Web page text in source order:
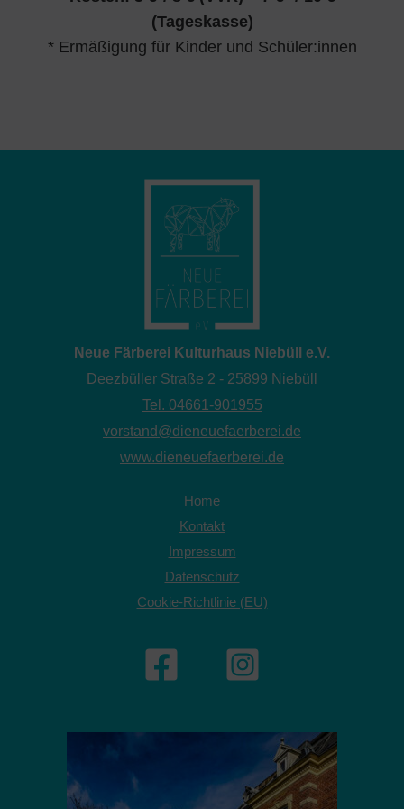
(Tageskasse)
* Ermäßigung für Kinder und Schüler:innen
Neue Färberei Kulturhaus Niebüll e.V.
Deezbüller Straße 2 - 25899 Niebüll
Tel. 04661-901955
vorstand@dieneuefaerberei.de
www.dieneuefaerberei.de
Home
Kontakt
Impressum
Datenschutz
Cookie-Richtlinie (EU)